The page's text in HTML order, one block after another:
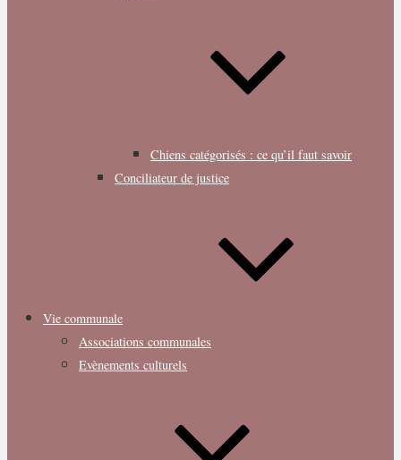
Chiens catégorisés : ce qu’il faut savoir
Conciliateur de justice
Vie communale
Associations communales
Evènements culturels